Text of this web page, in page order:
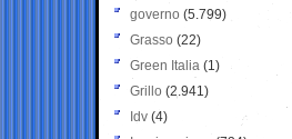
governo (5.799)
Grasso (22)
Green Italia (1)
Grillo (2.941)
Idv (4)